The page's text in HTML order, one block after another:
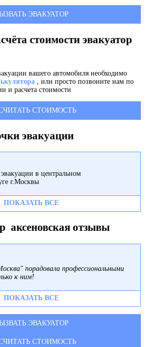
ЭВАКУАТОР
стоимости эвакуатор
вашего автомобиля необходимо
, или просто позвоните нам по
и расчета стоимости
СТОИМОСТЬ
эвакуации
в центральном
г.Москвы
ПОКАЗАТЬ ВСЕ
аксеновская отзывы
порадовала профессиональными
к ним!
ПОКАЗАТЬ ВСЕ
ЭВАКУАТОР
СТОИМОСТЬ